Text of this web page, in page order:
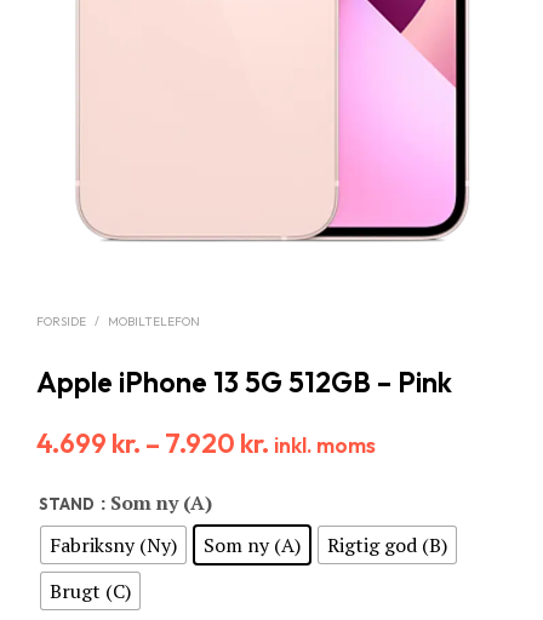
FORSIDE / MOBILTELEFON
Apple iPhone 13 5G 512GB – Pink
4.699 kr. – 7.920 kr. inkl. moms
STAND : Som ny (A)
Fabriksny (Ny)
Som ny (A)
Rigtig god (B)
Brugt (C)